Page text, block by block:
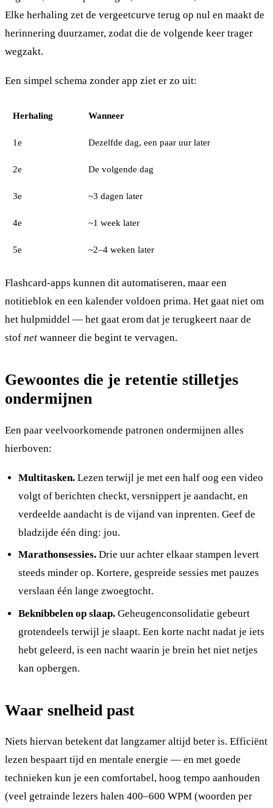
Elke herhaling zet de vergeetcurve terug op nul en maakt de
herinnering duurzamer, zodat die de volgende keer trager
wegzakt.
Een simpel schema zonder app ziet er zo uit:
Herhaling Wanneer
1e Dezelfde dag, een paar uur later
2e De volgende dag
3e ~3 dagen later
4e ~1 week later
5e ~2–4 weken later
Flashcard-apps kunnen dit automatiseren, maar een
notitieblok en een kalender voldoen prima. Het gaat niet om
het hulpmiddel — het gaat erom dat je terugkeert naar de
stof net wanneer die begint te vervagen.
Gewoontes die je retentie stilletjes
ondermijnen
Een paar veelvoorkomende patronen ondermijnen alles
hierboven:
Multitasken. Lezen terwijl je met een half oog een video
volgt of berichten checkt, versnippert je aandacht, en
verdeelde aandacht is de vijand van inprenten. Geef de
bladzijde één ding: jou.
Marathonsessies. Drie uur achter elkaar stampen levert
steeds minder op. Kortere, gespreide sessies met pauzes
verslaan één lange zwoegtocht.
Beknibbelen op slaap. Geheugenconsolidatie gebeurt
grotendeels terwijl je slaapt. Een korte nacht nadat je iets
hebt geleerd, is een nacht waarin je brein het niet netjes
kan opbergen.
Waar snelheid past
Niets hiervan betekent dat langzamer altijd beter is. Efficiënt
lezen bespaart tijd en mentale energie — en met goede
technieken kun je een comfortabel, hoog tempo aanhouden
(veel getrainde lezers halen 400–600 WPM (woorden per